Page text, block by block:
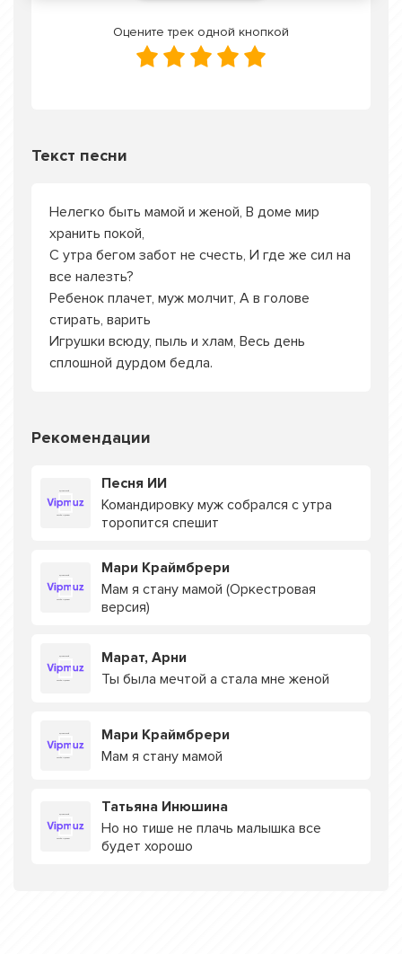
Оцените трек одной кнопкой
Текст песни
Нелегко быть мамой и женой, В доме мир
хранить покой,
С утра бегом забот не счесть, И где же сил на
все налезть?
Ребенок плачет, муж молчит, А в голове
стирать, варить
Игрушки всюду, пыль и хлам, Весь день
сплошной дурдом бедла.
Рекомендации
Песня ИИ
Командировку муж собрался с утра
торопится спешит
Мари Краймбрери
Мам я стану мамой (Оркестровая
версия)
Марат, Арни
Ты была мечтой а стала мне женой
Мари Краймбрери
Мам я стану мамой
Татьяна Инюшина
Но но тише не плачь малышка все
будет хорошо